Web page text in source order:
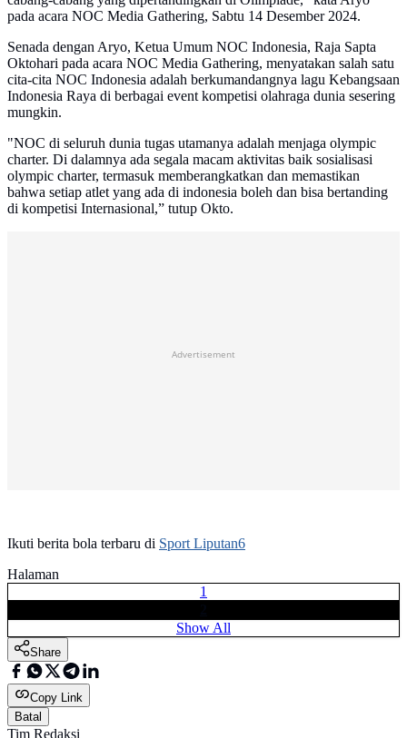
pada acara NOC Media Gathering, Sabtu 14 Desember 2024.
Senada dengan Aryo, Ketua Umum NOC Indonesia, Raja Sapta
Oktohari pada acara NOC Media Gathering, menyatakan salah satu
cita-cita NOC Indonesia adalah berkumandangnya lagu Kebangsaan
Indonesia Raya di berbagai event kompetisi olahraga dunia sesering
mungkin.
"NOC di seluruh dunia tugas utamanya adalah menjaga olympic
charter. Di dalamnya ada segala macam aktivitas baik sosialisasi
olympic charter, termasuk memberangkatkan dan memastikan
bahwa setiap atlet yang ada di indonesia boleh dan bisa bertanding
di kompetisi Internasional,” tutup Okto.
Advertisement
Ikuti berita bola terbaru di Sport Liputan6
Halaman
1
Show All
Share
Copy Link
Batal
Tim Redaksi